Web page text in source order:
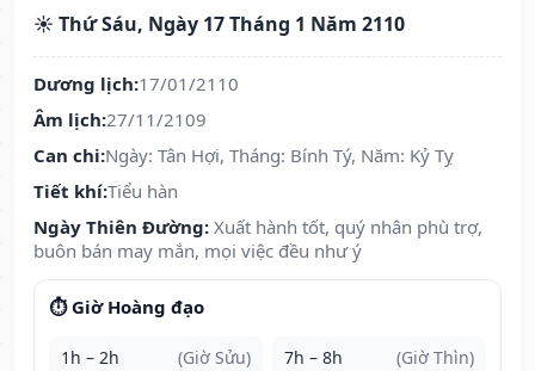
☀️ Thứ Sáu, Ngày 17 Tháng 1 Năm 2110
Dương lịch:17/01/2110
Âm lịch:27/11/2109
Can chi:Ngày: Tân Hợi, Tháng: Bính Tý, Năm: Kỷ Tỵ
Tiết khí:Tiểu hàn
Ngày Thiên Đường: Xuất hành tốt, quý nhân phù trợ,
buôn bán may mắn, mọi việc đều như ý
⏱️ Giờ Hoàng đạo
1h – 2h (Giờ Sửu) 7h – 8h (Giờ Thìn)